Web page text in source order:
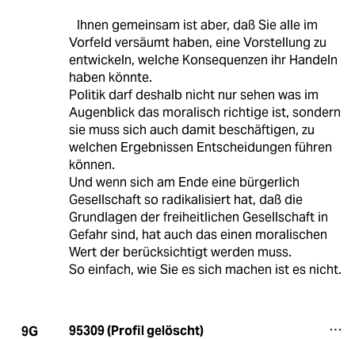
Ihnen gemeinsam ist aber, daß Sie alle im
Vorfeld versäumt haben, eine Vorstellung zu
entwickeln, welche Konsequenzen ihr Handeln
haben könnte.
Politik darf deshalb nicht nur sehen was im
Augenblick das moralisch richtige ist, sondern
sie muss sich auch damit beschäftigen, zu
welchen Ergebnissen Entscheidungen führen
können.
Und wenn sich am Ende eine bürgerlich
Gesellschaft so radikalisiert hat, daß die
Grundlagen der freiheitlichen Gesellschaft in
Gefahr sind, hat auch das einen moralischen
Wert der berücksichtigt werden muss.
So einfach, wie Sie es sich machen ist es nicht.
9G 95309 (Profil gelöscht)